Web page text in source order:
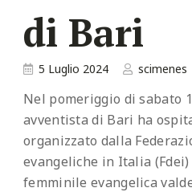
di Bari
5 Luglio 2024 scimenes
Nel pomeriggio di sabato
avventista di Bari ha
organizzato dalla
evangeliche in Italia
femminile evangelica